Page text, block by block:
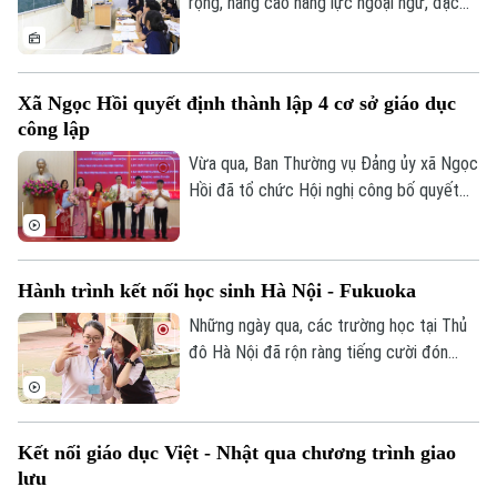
Tư vấn sức khỏe
Quần vợt
Golf
Giải trí
Điện ảnh
Thời trang
Đã phát sóng
Xã Ngọc Hồi quyết định thành lập 4 cơ sở giáo dục
công lập
Vừa qua, Ban Thường vụ Đảng ủy xã Ngọc
Hồi đã tổ chức Hội nghị công bố quyết
các trường học thuộc thẩm quyền trên
địa bàn xã.
Hành trình kết nối học sinh Hà Nội - Fukuoka
Những ngày qua, các trường học tại Thủ
đô Hà Nội đã rộn ràng tiếng cười đón
tình bạn xuyên biên giới được mở ra đã
Kết nối giáo dục Việt - Nhật qua chương trình giao
lưu